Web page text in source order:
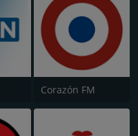
Corazón FM